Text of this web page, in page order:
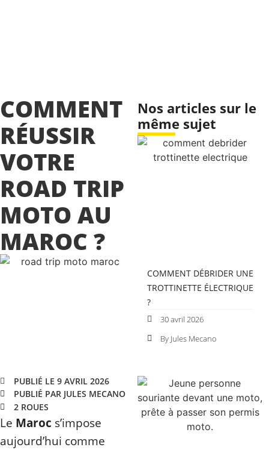
COMMENT
RÉUSSIR
VOTRE
ROAD TRIP
MOTO AU
MAROC ?
PUBLIÉ LE 9 AVRIL 2026
PUBLIÉ PAR JULES MECANO
2 ROUES
Le Maroc s’impose
aujourd’hui comme
Nos articles sur le
même sujet
COMMENT DÉBRIDER UNE
TROTTINETTE ÉLECTRIQUE
?
30 avril 2026
By Jules Mecano